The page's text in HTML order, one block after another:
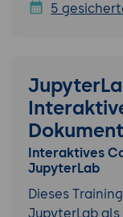
5
Interaktives
JupyterLab
Dieses
JupyterLab